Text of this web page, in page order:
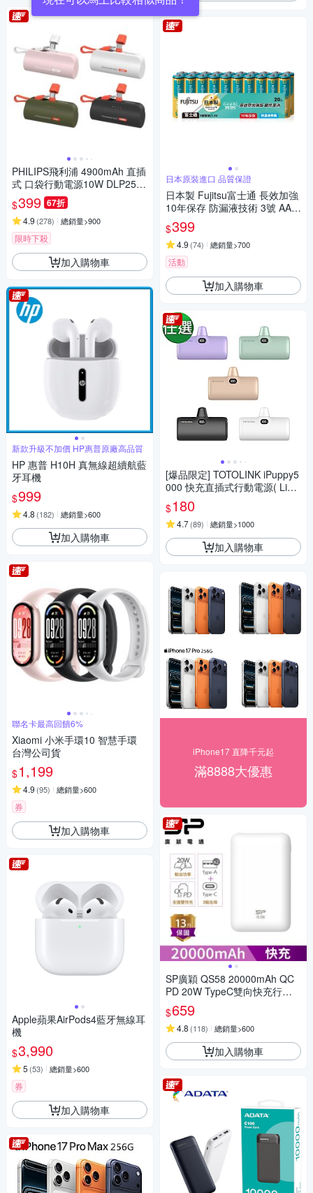
PHILIPS飛利浦 4900mAh 直插
式 口袋行動電源10W DLP2550
17.88Wh_具Wh標示
$399 67折
4.9 (278) 總銷量>900
限時下殺
加入購物車
新款升級不加價 HP惠普原廠高品質
HP 惠普 H10H 真無線超續航藍
牙耳機
$999
4.8 (182) 總銷量>600
加入購物車
聯名卡最高回饋6%
Xiaomi 小米手環10 智慧手環
台灣公司貨
$1,199
4.9 (95) 總銷量>600
券
加入購物車
Apple蘋果AirPods4藍牙無線耳
機
$3,990
5 (53) 總銷量>600
券
加入購物車
日本原裝進口 品質保證
日本製 Fujitsu富士通 長效加強
10年保存 防漏液技術 3號 AA /
4號 AAA 鹼性電池(精裝版20入
裝)
$399
4.9 (74) 總銷量>700
活動
加入購物車
[爆品限定] TOTOLINK iPuppy5
000 快充直插式行動電源( Light
ning/Type-C )
$180
4.7(89) 總銷量>1000
加入購物車
iPhone17 直降千元起
滿8888大優惠
SP廣穎 QS58 20000mAh QC
PD 20W TypeC雙向快充行動
電源_具Wh標示
$659
4.8 (118) 總銷量>600
加入購物車